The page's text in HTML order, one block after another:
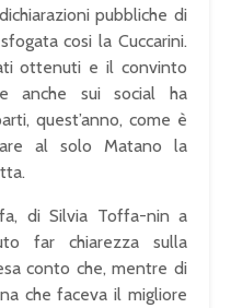
pubbliche di
cosi la Cuccarini.
ottenuti e il convinto
anche sui social ha
quest’anno, come è
al solo Matano la
di Silvia Toffa-nin a
far chiarezza sulla
conto che, mentre di
che faceva il migliore